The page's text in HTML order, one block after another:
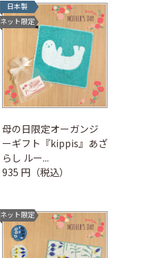
日本製
ネット限定
母の日限定オーガンジ
ーギフト『kippis』あざ
らし ルー...
935 円（税込）
ネット限定